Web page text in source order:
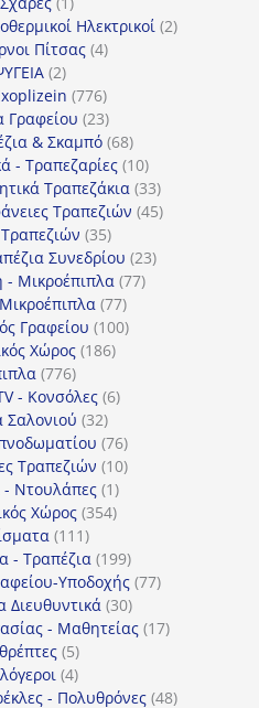
προϊόν
Ηλεκτρικοί 22
Πίτσας 44
22
προϊόντα
776776
προϊόντα
Γραφείου 2323
προϊόντα
& Σκαμπό 6868
προϊόντα
- Τραπεζαρίες 1010
προϊόντα
Τραπεζάκια 3333
προϊόντα
Τραπεζιών 4545
3535
προϊόντα
Συνεδρίου 2323
- Μικροέπιπλα 7777
7777
προϊόντα
Γραφείου 100100
Χώρος 186186
776776
προϊόντα
- Κονσόλες 66
Σαλονιού 3232
προϊόντα
7676
προϊόντα
Τραπεζιών 1010
- Ντουλάπες 11
προϊόν
Χώρος 354354
111111
προϊόντα
- Τραπέζια 199199
προϊόντα
Υποδοχής 7777
Διευθυντικά 3030
προϊόντα
- Μαθητείας 1717
55
προϊόντα
44
προϊόντα
- Πολυθρόνες 4848